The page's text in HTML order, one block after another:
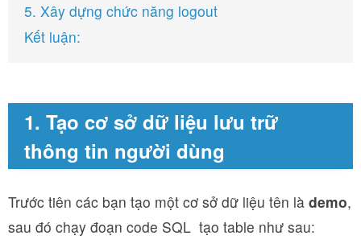
5. Xây dựng chức năng logout
Kết luận:
1. Tạo cơ sở dữ liệu lưu trữ
thông tin người dùng
Trước tiên các bạn tạo một cơ sở dữ liệu tên là demo,
sau đó chạy đoạn code SQL tạo table như sau: